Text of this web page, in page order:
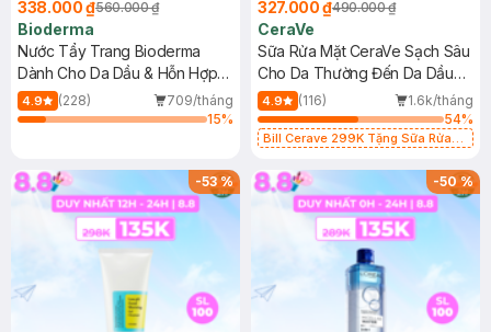
338.000 ₫560.000 ₫
Bioderma
Nước Tẩy Trang Bioderma
Dành Cho Da Dầu & Hỗn Hợp
500ml
4.9 (228)
709/tháng
15%
327.000 ₫490.000 ₫
CeraVe
Sữa Rửa Mặt CeraVe Sạch Sâu
Cho Da Thường Đến Da Dầu
473ml
4.9 (116)
1.6k/tháng
54%
Bill Cerave 299K Tặng Sữa Rửa
-53% -50%